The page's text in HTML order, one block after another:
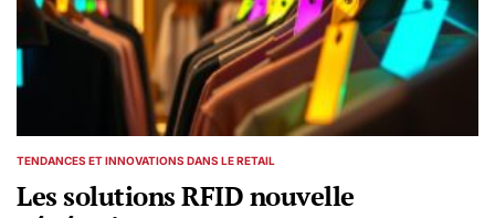
POSTED
TENDANCES ET INNOVATIONS DANS LE RETAIL
Les solutions RFID nouvelle